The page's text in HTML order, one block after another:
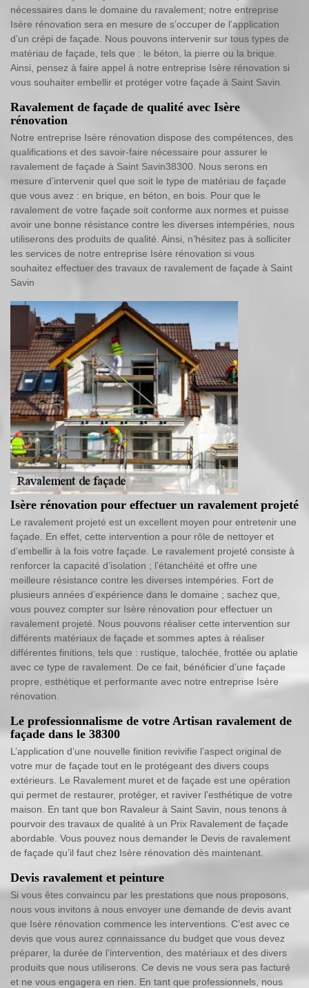
nécessaires dans le domaine du ravalement; notre entreprise
Isère rénovation sera en mesure de s’occuper de l’application
d’un crépi de façade. Nous pouvons intervenir sur tous types de
matériau de façade, tels que : le béton, la pierre ou la brique.
Ainsi, pensez à faire appel à notre entreprise Isère rénovation si
vous souhaiter embellir et protéger votre façade à Saint Savin.
Ravalement de façade de qualité avec Isère
rénovation
Notre entreprise Isère rénovation dispose des compétences, des
qualifications et des savoir-faire nécessaire pour assurer le
ravalement de façade à Saint Savin38300. Nous serons en
mesure d’intervenir quel que soit le type de matériau de façade
que vous avez : en brique, en béton, en bois. Pour que le
ravalement de votre façade soit conforme aux normes et puisse
avoir une bonne résistance contre les diverses intempéries, nous
utiliserons des produits de qualité. Ainsi, n’hésitez pas à solliciter
les services de notre entreprise Isère rénovation si vous
souhaitez effectuer des travaux de ravalement de façade à Saint
Savin
Isère rénovation pour effectuer un ravalement projeté
Le ravalement projeté est un excellent moyen pour entretenir une
façade. En effet, cette intervention a pour rôle de nettoyer et
d’embellir à la fois votre façade. Le ravalement projeté consiste à
renforcer la capacité d’isolation ; l’étanchéité et offre une
meilleure résistance contre les diverses intempéries. Fort de
plusieurs années d’expérience dans le domaine ; sachez que,
vous pouvez compter sur Isère rénovation pour effectuer un
ravalement projeté. Nous pouvons réaliser cette intervention sur
différents matériaux de façade et sommes aptes à réaliser
différentes finitions, tels que : rustique, talochée, frottée ou aplatie
avec ce type de ravalement. De ce fait, bénéficier d’une façade
propre, esthétique et performante avec notre entreprise Isère
rénovation.
Le professionnalisme de votre Artisan ravalement de
façade dans le 38300
L’application d’une nouvelle finition revivifie l’aspect original de
votre mur de façade tout en le protégeant des divers coups
extérieurs. Le Ravalement muret et de façade est une opération
qui permet de restaurer, protéger, et raviver l’esthétique de votre
maison. En tant que bon Ravaleur à Saint Savin, nous tenons à
pourvoir des travaux de qualité à un Prix Ravalement de façade
abordable. Vous pouvez nous demander le Devis de ravalement
de façade qu’il faut chez Isère rénovation dès maintenant.
Devis ravalement et peinture
Si vous êtes convaincu par les prestations que nous proposons,
nous vous invitons à nous envoyer une demande de devis avant
que Isère rénovation commence les interventions. C’est avec ce
devis que vous aurez connaissance du budget que vous devez
préparer, la durée de l’intervention, des matériaux et des divers
produits que nous utiliserons. Ce devis ne vous sera pas facturé
et ne vous engagera en rien. En tant que professionnels, nous